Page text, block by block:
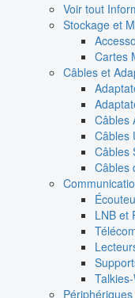
Voir tout
Stockage et
Cartes
Câbles et
Câbles
Câbles
Câbles
Câbles
LNB et
Périphériques